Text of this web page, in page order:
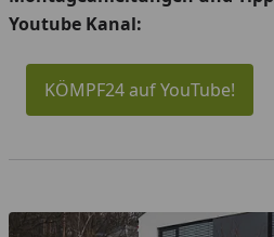
Youtube Kanal:
KÖMPF24 auf YouTube!